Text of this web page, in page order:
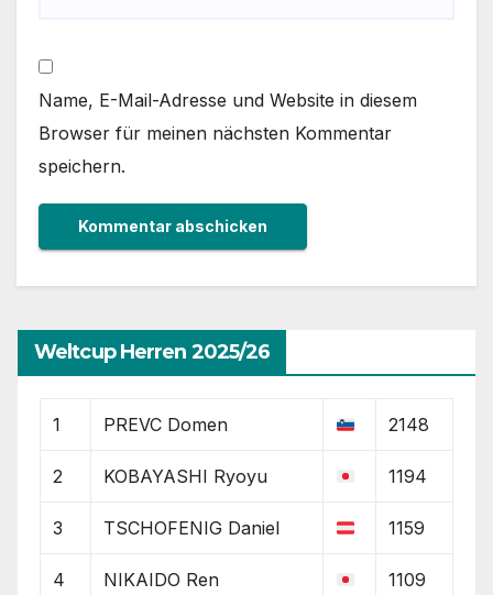
Name, E-Mail-Adresse und Website in diesem
Browser für meinen nächsten Kommentar
speichern.
Weltcup Herren 2025/26
1 PREVC Domen 2148
2 KOBAYASHI Ryoyu 1194
3 TSCHOFENIG Daniel 1159
4 NIKAIDO Ren 1109